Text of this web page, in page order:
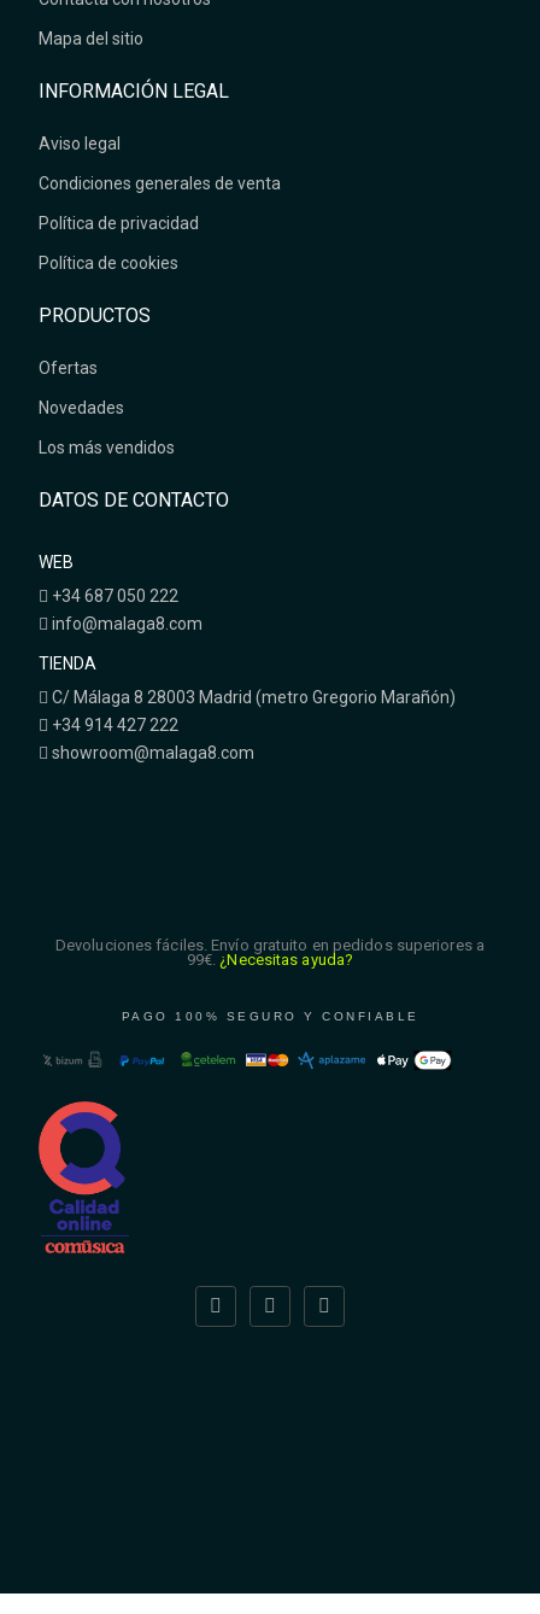
Mapa del sitio
INFORMACIÓN LEGAL
Aviso legal
Condiciones generales de venta
Política de privacidad
Política de cookies
PRODUCTOS
Ofertas
Novedades
Los más vendidos
DATOS DE CONTACTO
WEB
+34 687 050 222
info@malaga8.com
TIENDA
C/ Málaga 8 28003 Madrid (metro Gregorio Marañón)
+34 914 427 222
showroom@malaga8.com
Devoluciones fáciles. Envío gratuito en pedidos superiores a
99€. ¿Necesitas ayuda?
PAGO 100% SEGURO Y CONFIABLE